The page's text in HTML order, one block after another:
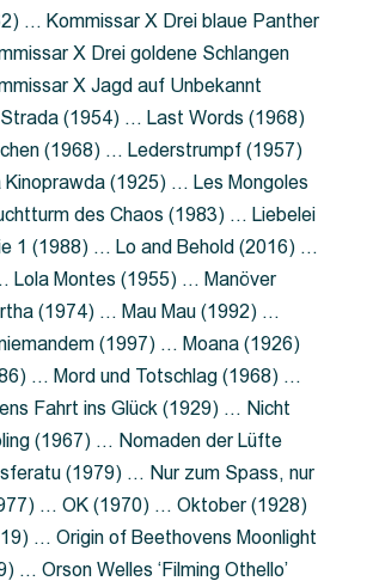
… Kommissar X Drei blaue Panther
X Drei goldene Schlangen
X Jagd auf Unbekannt
(1954) … Last Words (1968)
(1968) … Lederstrumpf (1957)
Kinoprawda (1925) … Les Mongoles
des Chaos (1983) … Liebelei
1 (1988) … Lo and Behold (2016) …
Lola Montes (1955) … Manöver
(1974) … Mau Mau (1992) …
(1997) … Moana (1926)
… Mord und Totschlag (1968) …
Fahrt ins Glück (1929) … Nicht
(1967) … Nomaden der Lüfte
(1979) … Nur zum Spass, nur
… OK (1970) … Oktober (1928)
… Origin of Beethovens Moonlight
… Orson Welles ‘Filming Othello’